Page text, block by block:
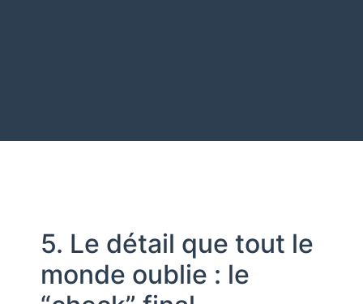
5. Le détail que tout le
monde oublie : le